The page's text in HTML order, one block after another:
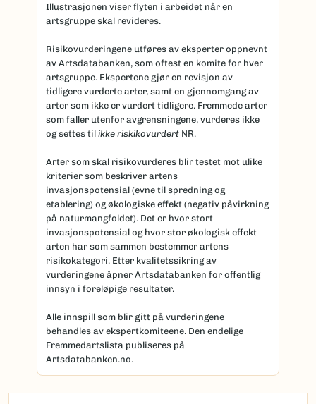
Illustrasjonen viser flyten i arbeidet når en
artsgruppe skal revideres.
Risikovurderingene utføres av eksperter oppnevnt
av Artsdatabanken, som oftest en komite for hver
artsgruppe. Ekspertene gjør en revisjon av
tidligere vurderte arter, samt en gjennomgang av
arter som ikke er vurdert tidligere. Fremmede arter
som faller utenfor avgrensningene, vurderes ikke
og settes til ikke riskikovurdert NR.
Arter som skal risikovurderes blir testet mot ulike
kriterier som beskriver artens
invasjonspotensial (evne til spredning og
etablering) og økologiske effekt (negativ påvirkning
på naturmangfoldet). Det er hvor stort
invasjonspotensial og hvor stor økologisk effekt
arten har som sammen bestemmer artens
risikokategori. Etter kvalitetssikring av
vurderingene åpner Artsdatabanken for offentlig
innsyn i foreløpige resultater.
Alle innspill som blir gitt på vurderingene
behandles av ekspertkomiteene. Den endelige
Fremmedartslista publiseres på
Artsdatabanken.no.